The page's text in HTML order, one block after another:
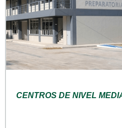
CENTROS DE NIVEL